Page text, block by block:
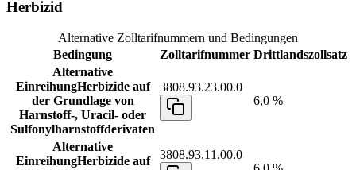
Herbizid
Alternative Zolltarifnummern und Bedingungen
Bedingung
Zolltarifnummer Drittlandszollsatz
Alternative
EinreihungHerbizide auf
der Grundlage von
Harnstoff-, Uracil- oder
Sulfonylharnstoffderivaten
3808.93.23.00.0
6,0 %
Alternative
EinreihungHerbizide auf
3808.93.11.00.0